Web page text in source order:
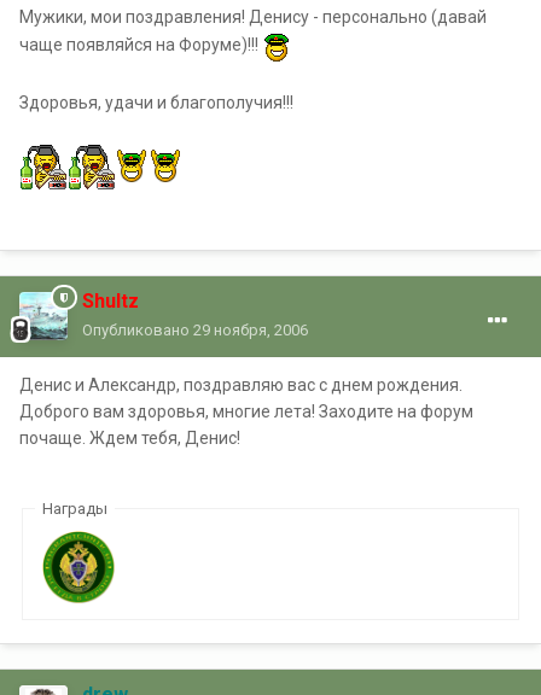
Мужики, мои поздравления! Денису - персонально (давай
чаще появляйся на Форуме)!!!
Здоровья, удачи и благополучия!!!
Shultz
Опубликовано 29 ноября, 2006
Денис и Александр, поздравляю вас с днем рождения.
Доброго вам здоровья, многие лета! Заходите на форум
почаще. Ждем тебя, Денис!
Награды